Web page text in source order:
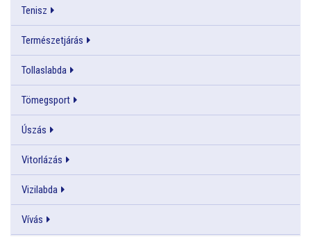
Tenisz
Természetjárás
Tollaslabda
Tömegsport
Úszás
Vitorlázás
Vizilabda
Vívás